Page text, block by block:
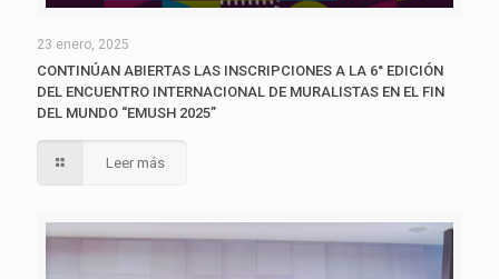
23 enero, 2025
CONTINÚAN ABIERTAS LAS INSCRIPCIONES A LA 6° EDICIÓN
DEL ENCUENTRO INTERNACIONAL DE MURALISTAS EN EL FIN
DEL MUNDO “EMUSH 2025”
Leer más